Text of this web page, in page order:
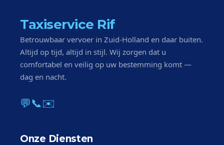
Taxiservice Rif
Betrouwbaar vervoer in Zuid-Holland en daar buiten.
Altijd op tijd, altijd in stijl. Wij zorgen dat u
comfortabel en veilig op uw bestemming komt —
dag en nacht.
💬📞✉️
Onze Diensten